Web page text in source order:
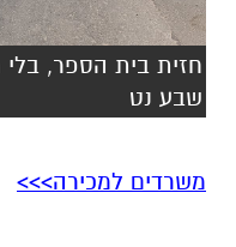
חזית בית הספר,
שבע נט
משרדים למכירה>>>